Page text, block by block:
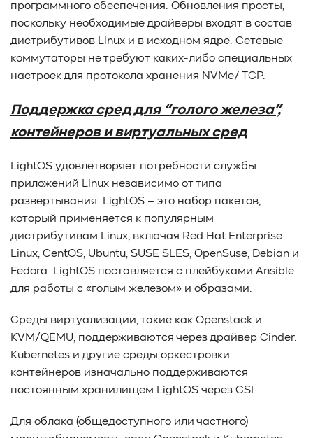
программного обеспечения. Обновления просты,
поскольку необходимые драйверы входят в состав
дистрибутивов Linux и в исходном ядре. Сетевые
коммутаторы не требуют каких-либо специальных
настроек для протокола хранения NVMe/ TCP.
Поддержка сред для “голого железа”,
контейнеров и виртуальных сред
LightOS удовлетворяет потребности службы
приложений Linux независимо от типа
развертывания. LightOS – это набор пакетов,
который применяется к популярным
дистрибутивам Linux, включая Red Hat Enterprise
Linux, CentOS, Ubuntu, SUSE SLES, OpenSuse, Debian и
Fedora. LightOS поставляется с плейбуками Ansible
для работы с «голым железом» и образами.
Среды виртуализации, такие как Openstack и
KVM/QEMU, поддерживаются через драйвер Cinder.
Kubernetes и другие среды оркестровки
контейнеров изначально поддерживаются
постоянным хранилищем LightOS через CSI.
Для облака (общедоступного или частного)